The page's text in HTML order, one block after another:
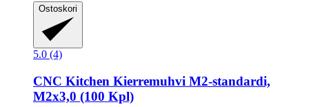
Ostoskori
5.0 (4)
CNC Kitchen Kierremuhvi M2-​standardi,
M2x3,0 (100 Kpl)